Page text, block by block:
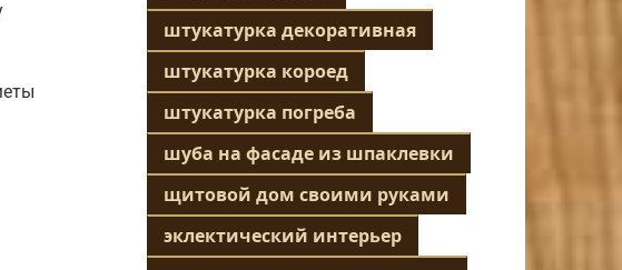
штукатурка декоративная
штукатурка короед
штукатурка погреба
шуба на фасаде из шпаклевки
щитовой дом своими руками
эклектический интерьер